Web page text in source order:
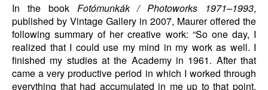
In the book Fotómunkák/ Photoworks 1971–1993,
published by Vintage Gallery in 2007, Maurer offered the
following summary of her creative work: “So one day, I
realized that I could use my mind in my work as well. I
finished my studies at the Academy in 1961. After that
came a very productive period in which I worked through
everything that had accumulated in me up to that point,